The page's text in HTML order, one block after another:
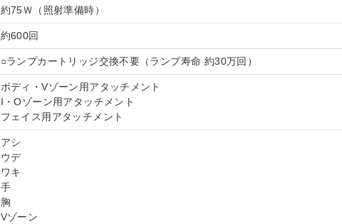
約75Ｗ（照射準備時）
約600回
○ランプカートリッジ交換不要（ランプ寿命 約30万回）
ボディ・Vゾーン用アタッチメント
I・Oゾーン用アタッチメント
フェイス用アタッチメント
アシ
ウデ
ワキ
手
胸
Vゾーン